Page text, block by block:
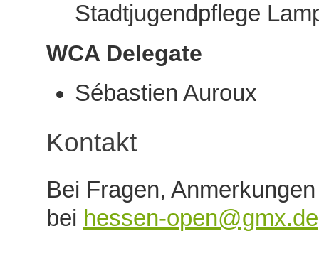
Stadtjugendpflege
WCA Delegate
Sébastien Auroux
Kontakt
Bei Fragen,
bei hessen-open@gmx.de